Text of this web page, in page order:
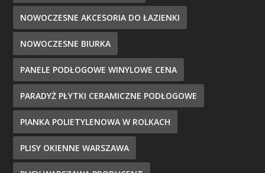
NOWOCZESNE AKCESORIA DO ŁAZIENKI
NOWOCZESNE BIURKA
PANELE PODŁOGOWE WINYLOWE CENA
PARADYŻ PŁYTKI CERAMICZNE PODŁOGOWE
PIANKA POLIETYLENOWA W ROLKACH
PLISY OKIENNE WARSZAWA